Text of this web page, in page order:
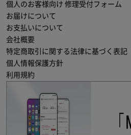
個人のお客様向け 修理受付フォーム
お届けについて
お支払いについて
会社概要
特定商取引に関する法律に基づく表記
個人情報保護方針
利用規約